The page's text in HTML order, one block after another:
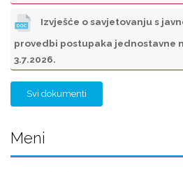
Izvješće o savjetovanju s
provedbi postupaka jednostavne
3.7.2026.
Svi dokumenti
Meni